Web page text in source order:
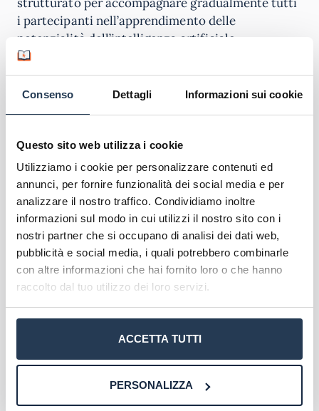
Consenso Dettagli Informazioni sui cookie
Questo sito web utilizza i cookie
Utilizziamo i cookie per personalizzare contenuti ed
annunci, per fornire funzionalità dei social media e per
analizzare il nostro traffico. Condividiamo inoltre
informazioni sul modo in cui utilizzi il nostro sito con i
nostri partner che si occupano di analisi dei dati web,
pubblicità e social media, i quali potrebbero combinarle
con altre informazioni che hai fornito loro o che hanno
raccolto dal tuo utilizzo dei loro servizi.
ACCETTA TUTTI
PERSONALIZZA
i partecipanti nell’apprendimento delle
potenzialità dell’intelligenza artificiale.
Come prerequisito formativo èconsigliabile
possedere una formazione universitariao
garantire l’accesso a professionisti motivati
provenienti da background diversificati.
Spendibilità del corso
Le competenze acquisite attraverso il Corso AI
Survival Kitoffrono un valore immediato e
concreto nel mercato del lavoro contemporaneo. I
partecipanti sviluppano capacità pratiche
nell’implementazione di strategie di intelligenza
artificiale, supportate da casi di studio reali con
aziende leader come Amazon, Burger King e
Lamborghini, che garantiscono un approccio
contesto lavorativo.